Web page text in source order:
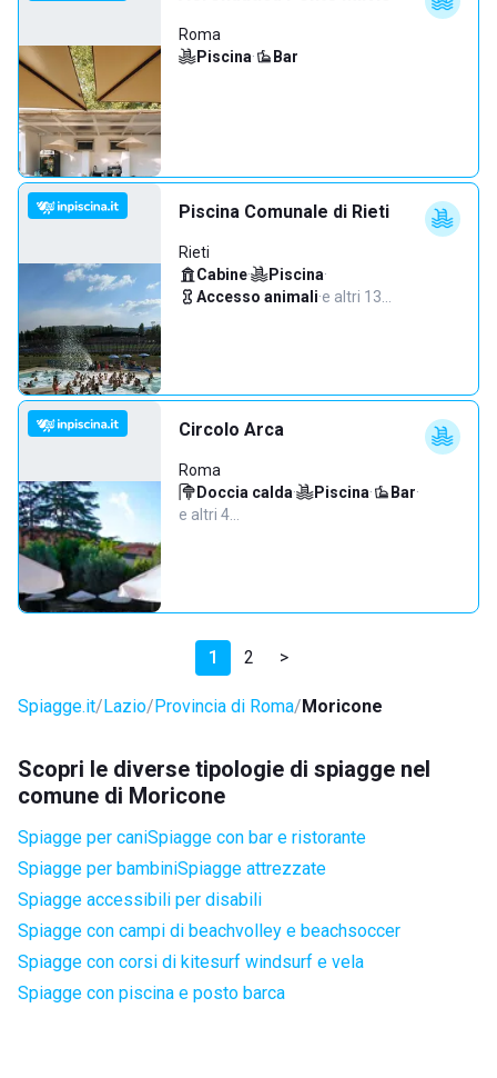
Roma
Piscina· Bar
Piscina Comunale di Rieti
Rieti
Cabine· Piscina·
Accesso animali·e altri 13…
Circolo Arca
Roma
Doccia calda· Piscina· Bar·
e altri 4…
1 2 >
Spiagge.it Lazio Provincia di Roma Moricone
Scopri le diverse tipologie di spiagge nel
comune di Moricone
Spiagge per caniSpiagge con bar e ristorante
Spiagge per bambiniSpiagge attrezzate
Spiagge accessibili per disabili
Spiagge con campi di beachvolley e beachsoccer
Spiagge con corsi di kitesurf windsurf e vela
Spiagge con piscina e posto barca